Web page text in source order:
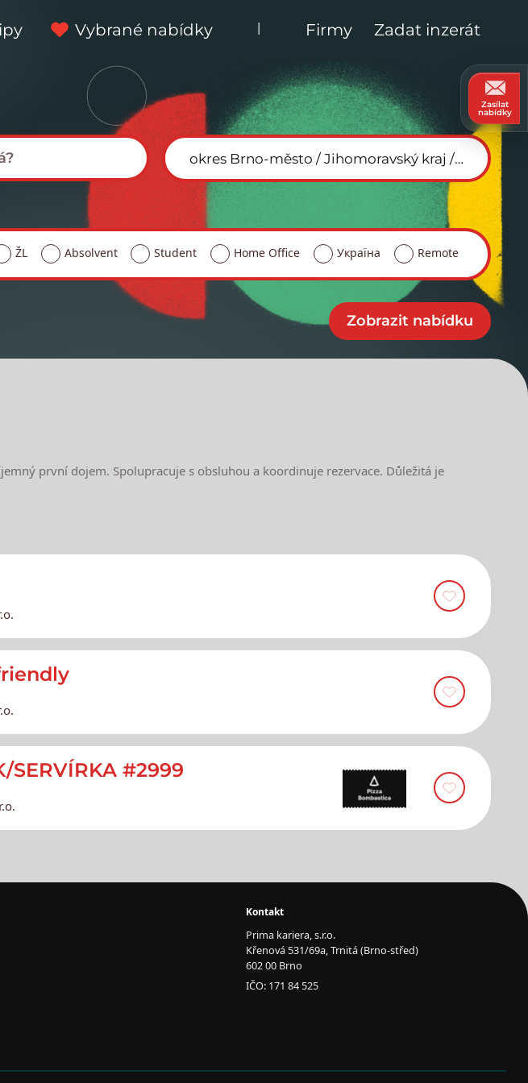
Vybrané nabídky | Firmy Zadat inzerát
ŽL Absolvent Student Home Office Україна Remote
první dojem. Spolupracuje s obsluhou a koordinuje rezervace. Důležitá je
SERVÍRKA #2999
Zasílat
nabídky
Kontakt
Prima kariera, s.r.o.
Křenová 531/69a, Trnitá (Brno-střed)
602 00 Brno
IČO: 171 84 525